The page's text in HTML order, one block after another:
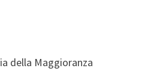
della Maggioranza